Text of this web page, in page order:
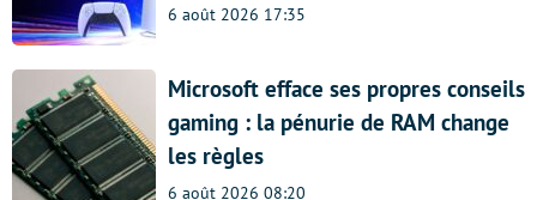
6 août 2026 17:35
Microsoft efface ses propres conseils
gaming : la pénurie de RAM change
les règles
6 août 2026 08:20